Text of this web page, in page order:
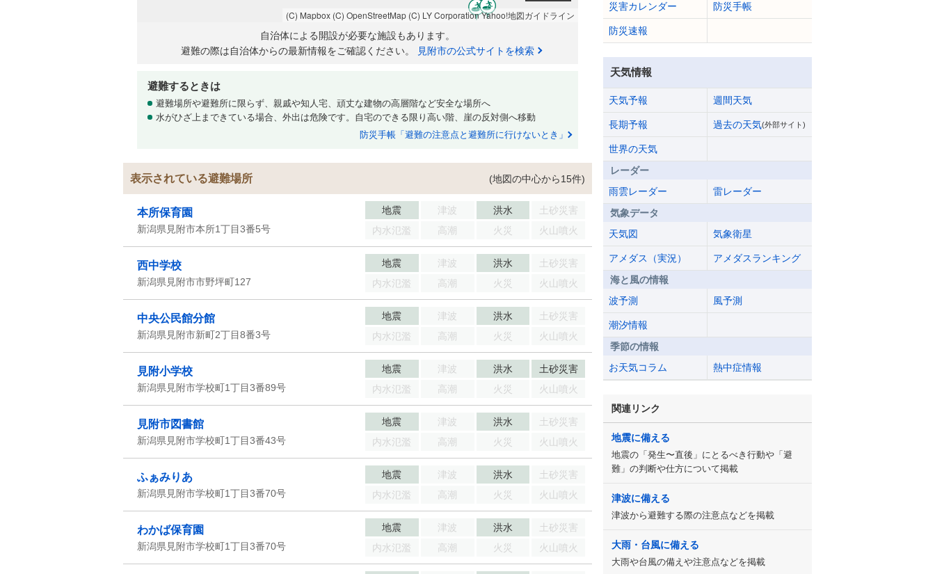
(C) Mapbox (C) OpenStreetMap (C) LY CorporationYahoo!地図ガイドライン
自治体による開設が必要な施設もあります。
避難の際は自治体からの最新情報をご確認ください。
見附市の公式サイトを検索
避難するときは
避難場所や避難所に限らず、親戚や知人宅、頑丈な建物の高層階など安全な場所へ
水がひざ上まできている場合、外出は危険です。自宅のできる限り高い階、崖の反対側へ移動
防災手帳「避難の注意点と避難所に行けないとき」
表示されている避難場所 (地図の中心から15件)
本所保育園
新潟県見附市本所1丁目3番5号
地震 津波 洪水
土砂災害
内水氾濫
高潮 火災 火山噴火
西中学校
新潟県見附市市野坪町127
地震 津波 洪水
土砂災害
内水氾濫
高潮 火災 火山噴火
中央公民館分館
新潟県見附市新町2丁目8番3号
地震 津波 洪水
土砂災害
内水氾濫
高潮 火災 火山噴火
見附小学校
新潟県見附市学校町1丁目3番89号
地震 津波 洪水
土砂災害
内水氾濫
高潮 火災 火山噴火
見附市図書館
新潟県見附市学校町1丁目3番43号
地震 津波 洪水
土砂災害
内水氾濫
高潮 火災 火山噴火
ふぁみりあ
新潟県見附市学校町1丁目3番70号
地震 津波 洪水
土砂災害
内水氾濫
高潮 火災 火山噴火
わかば保育園
新潟県見附市学校町1丁目3番70号
地震 津波 洪水
土砂災害
内水氾濫
高潮 火災 火山噴火
災害カレンダー
防災手帳
防災速報
天気情報
天気予報 週間天気
長期予報 過去の天気(外部サイト)
世界の天気
レーダー
雨雲レーダー
雷レーダー
気象データ
天気図
気象衛星
アメダス（実況）
アメダスランキング
海と風の情報
波予測
風予測
潮汐情報
季節の情報
お天気コラム
熱中症情報
関連リンク
地震に備える
地震の「発生〜直後」にとるべき行動や「避
難」の判断や仕方について掲載
津波に備える
津波から避難する際の注意点などを掲載
大雨・台風に備える
大雨や台風の備えや注意点などを掲載